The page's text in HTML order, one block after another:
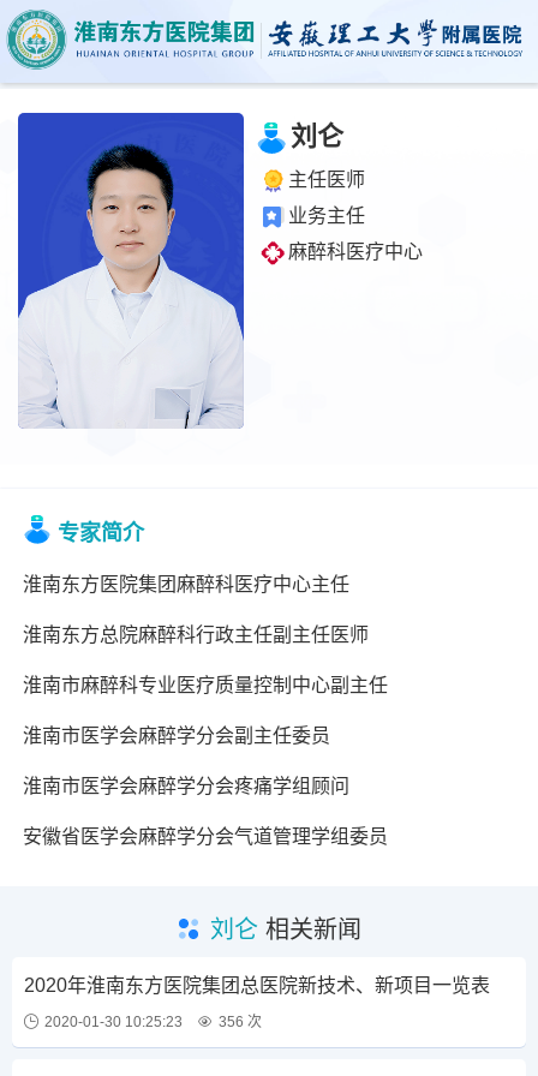
刘仑
主任医师
业务主任
麻醉科医疗中心
专家简介
淮南东方医院集团麻醉科医疗中心主任
淮南东方总院麻醉科行政主任副主任医师
淮南市麻醉科专业医疗质量控制中心副主任
淮南市医学会麻醉学分会副主任委员
淮南市医学会麻醉学分会疼痛学组顾问
安徽省医学会麻醉学分会气道管理学组委员
刘仑 相关新闻
2020年淮南东方医院集团总医院新技术、新项目一览表
2020-01-30 10:25:23 356 次